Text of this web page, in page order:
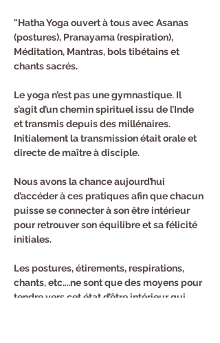
"Hatha Yoga ouvert à tous avec Asanas
(postures), Pranayama (respiration),
Méditation, Mantras, bols tibétains et
chants sacrés.
Le yoga n’est pas une gymnastique. Il
s’agit d’un chemin spirituel issu de l’Inde
et transmis depuis des millénaires.
Initialement la transmission était orale et
directe de maître à disciple.
Nous avons la chance aujourd’hui
d’accéder à ces pratiques afin que chacun
puisse se connecter à son être intérieur
pour retrouver son équilibre et sa félicité
initiales.
Les postures, étirements, respirations,
chants, etc….ne sont que des moyens pour
tendre vers cet état d’être intérieur qui